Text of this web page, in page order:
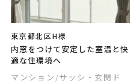
東京都北区H様
内窓をつけて安定した室温と快
適な住環境へ
マンション /サッシ・玄関ド